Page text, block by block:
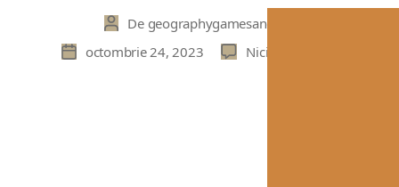
Autor
articol
De geographygamesandquizze
Datăoctombrie 24, 2023 Niciun comentariu